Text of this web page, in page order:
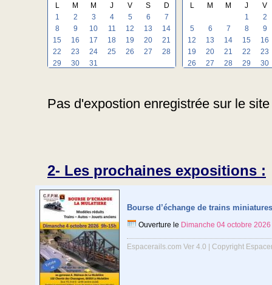
L M M J V S
D
1
2 3 4 5 6
7
8
9 10 11 12 13
14
15
16 17 18 19 20
21
22
23 24 25 26 27
28
29
30 31
L M M J
V
1
2
5
6 7 8
9
12
13 14 15
16
19
20 21 22
23
26
27 28 29 30
Pas d'expostion enregistrée sur le
2- Les prochaines expositions :
Bourse d’échange de trains
Ouverture le Dimanche 04 octobre 2026
Espacerails.com Ver 4.0 | Copyright